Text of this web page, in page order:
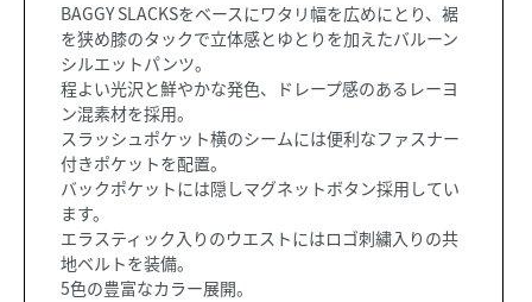
BAGGY SLACKSをベースにワタリ幅を広めにとり、裾
を狭め膝のタックで立体感とゆとりを加えたバルーン
シルエットパンツ。
程よい光沢と鮮やかな発色、ドレープ感のあるレーヨ
ン混素材を採用。
スラッシュポケット横のシームには便利なファスナー
付きポケットを配置。
バックポケットには隠しマグネットボタン採用してい
ます。
エラスティック入りのウエストにはロゴ刺繍入りの共
地ベルトを装備。
5色の豊富なカラー展開。